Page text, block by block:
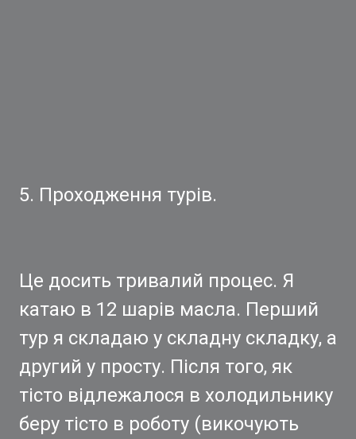
5. Проходження турів.
Це досить тривалий процес. Я
катаю в 12 шарів масла. Перший
тур я складаю у складну складку, а
другий у просту. Після того, як
тісто відлежалося в холодильнику
беру тісто в роботу (викочують